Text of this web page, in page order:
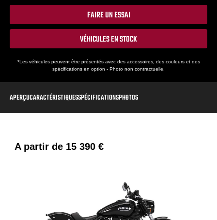
FAIRE UN ESSAI
VÉHICULES EN STOCK
*Les véhicules peuvent être présentés avec des accessoires, des couleurs et des
spécifications en option - Photo non contractuelle.
APERÇUCARACTÉRISTIQUESSPÉCIFICATIONSPHOTOS
A partir de 15 390 €